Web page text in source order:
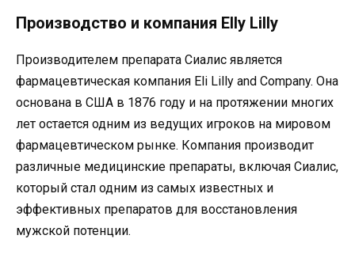
Производство и компания Elly Lilly
Производителем препарата Сиалис является
фармацевтическая компания Eli Lilly and Company. Она
основана в США в 1876 году и на протяжении многих
лет остается одним из ведущих игроков на мировом
фармацевтическом рынке. Компания производит
различные медицинские препараты, включая Сиалис,
который стал одним из самых известных и
эффективных препаратов для восстановления
мужской потенции.